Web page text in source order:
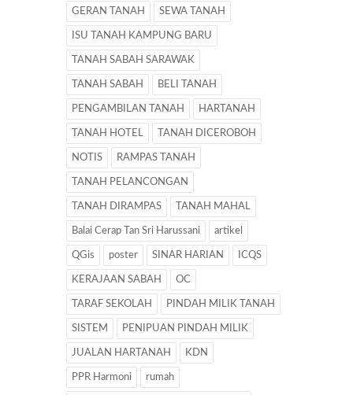
GERAN TANAH SEWA TANAH
ISU TANAH KAMPUNG BARU
TANAH SABAH SARAWAK
TANAH SABAH BELI TANAH
PENGAMBILAN TANAH HARTANAH
TANAH HOTEL TANAH DICEROBOH
NOTIS RAMPAS TANAH
TANAH PELANCONGAN
TANAH DIRAMPAS TANAH MAHAL
Balai Cerap Tan Sri Harussani artikel
QGis poster SINAR HARIAN ICQS
KERAJAAN SABAH OC
TARAF SEKOLAH PINDAH MILIK TANAH
SISTEM PENIPUAN PINDAH MILIK
JUALAN HARTANAH KDN
PPR Harmoni rumah